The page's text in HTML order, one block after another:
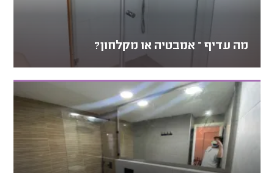
מה עדיף – אמבטיה או מקלחון?